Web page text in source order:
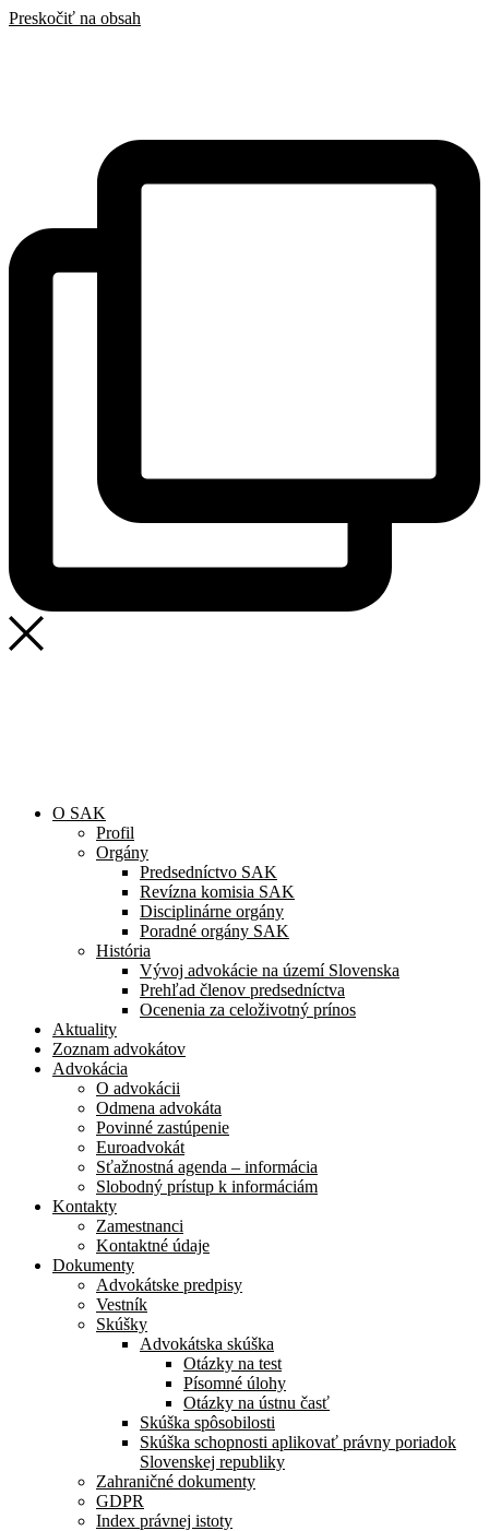
Preskočiť na obsah
O SAK
Profil
Orgány
Predsedníctvo SAK
Revízna komisia SAK
Disciplinárne orgány
Poradné orgány SAK
História
Vývoj advokácie na území Slovenska
Prehľad členov predsedníctva
Ocenenia za celoživotný prínos
Aktuality
Zoznam advokátov
Advokácia
O advokácii
Odmena advokáta
Povinné zastúpenie
Euroadvokát
Sťažnostná agenda – informácia
Slobodný prístup k informáciám
Kontakty
Zamestnanci
Kontaktné údaje
Dokumenty
Advokátske predpisy
Vestník
Skúšky
Advokátska skúška
Otázky na test
Písomné úlohy
Otázky na ústnu časť
Skúška spôsobilosti
Skúška schopnosti aplikovať právny poriadok
Slovenskej republiky
Zahraničné dokumenty
GDPR
Index právnej istoty